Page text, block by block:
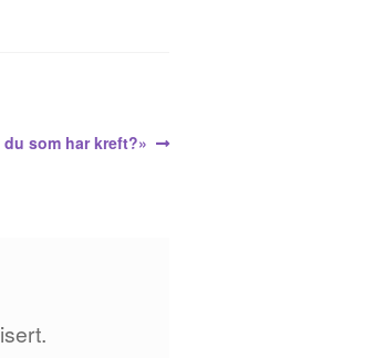
du som har kreft?»